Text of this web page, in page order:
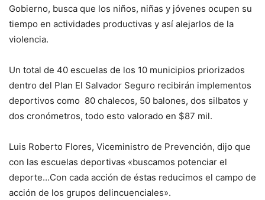
Gobierno, busca que los niños, niñas y jóvenes ocupen su
tiempo en actividades productivas y así alejarlos de la
violencia.
Un total de 40 escuelas de los 10 municipios priorizados
dentro del Plan El Salvador Seguro recibirán implementos
deportivos como 80 chalecos, 50 balones, dos silbatos y
dos cronómetros, todo esto valorado en $87 mil.
Luis Roberto Flores, Viceministro de Prevención, dijo que
con las escuelas deportivas «buscamos potenciar el
deporte…Con cada acción de éstas reducimos el campo de
acción de los grupos delincuenciales».